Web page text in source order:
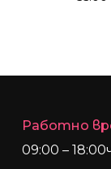
Работно
09:00 –